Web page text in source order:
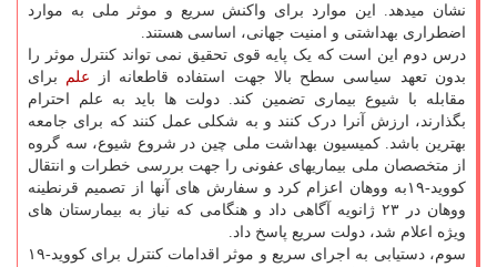
نشان میدهد. این موارد برای واکنش سریع و موثر ملی به موارد
اضطراری بهداشتی و امنیت جهانی، اساسی هستند.
درس دوم این است که یک پایه قوی تحقیق نمی تواند کنترل موثر را
بدون تعهد سیاسی سطح بالا جهت استفاده قاطعانه از علم
برای
مقابله با شیوع بیماری تضمین کند. دولت ها باید به علم احترام
بگذارند، ارزش آنرا درک کنند و به شکلی عمل کنند که برای جامعه
بهترین باشد. کمیسیون بهداشت ملی چین در شروع شیوع، سه گروه
از متخصصان ملی بیماریهای عفونی را جهت بررسی خطرات و انتقال
کووید-۱۹به ووهان اعزام کرد و سفارش های آنها از تصمیم قرنطینه
ووهان در ۲۳ ژانویه آگاهی داد و هنگامی که نیاز به بیمارستان های
ویژه اعلام شد، دولت سریع پاسخ داد.
سوم، دستیابی به اجرای سریع و موثر اقدامات کنترل برای کووید-۱۹